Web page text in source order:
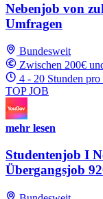
Nebenjob von
Umfragen
Bundesweit
Zwischen 200€
4 - 20 Stunden pro
TOP JOB
mehr lesen
Studentenjob I
Übergangsjob